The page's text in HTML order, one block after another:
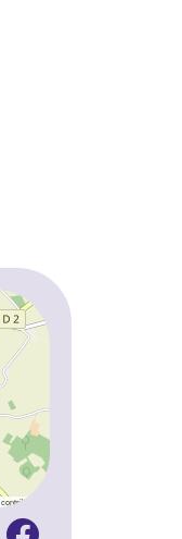
contributors